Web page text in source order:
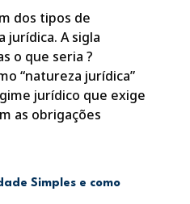
dos tipos de
jurídica. A sigla
o que seria ?
“natureza jurídica”
jurídico que exige
as obrigações
Simples e como